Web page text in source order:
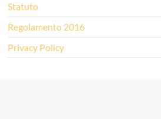
Statuto
Regolamento 2016
Privacy Policy